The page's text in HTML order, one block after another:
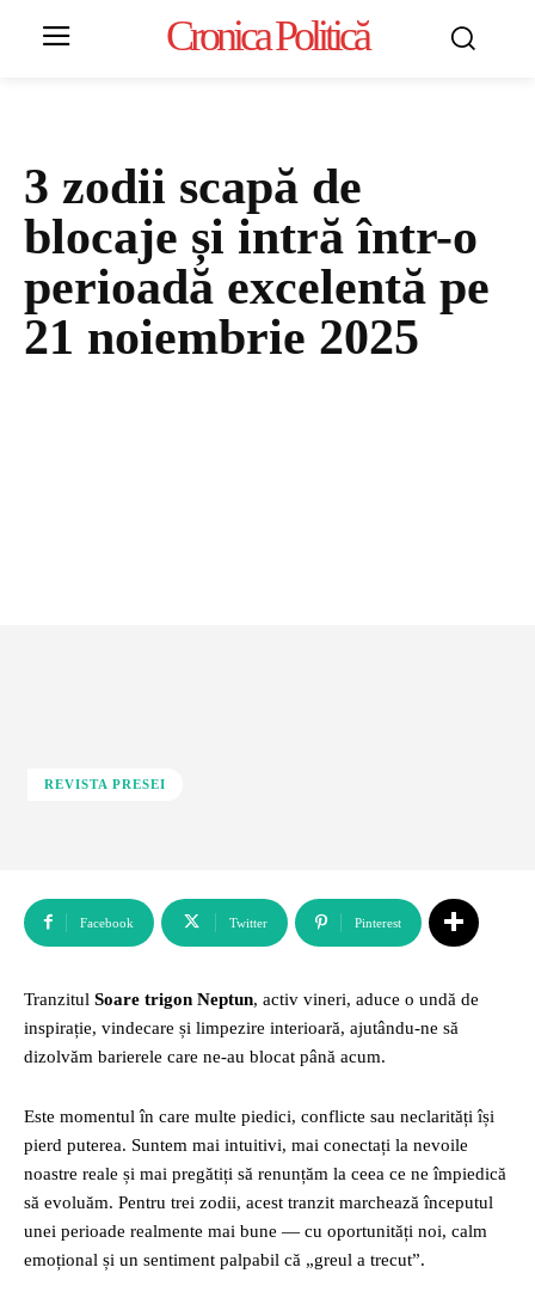
Cronica Politică
3 zodii scapă de
blocaje și intră într-o
perioadă excelentă pe
21 noiembrie 2025
REVISTA PRESEI
Facebook Twitter Pinterest
Tranzitul Soare trigon Neptun, activ vineri, aduce o undă de
inspirație, vindecare și limpezire interioară, ajutându-ne să
dizolvăm barierele care ne-au blocat până acum.
Este momentul în care multe piedici, conflicte sau neclarități își
pierd puterea. Suntem mai intuitivi, mai conectați la nevoile
noastre reale și mai pregătiți să renunțăm la ceea ce ne împiedică
să evoluăm. Pentru trei zodii, acest tranzit marchează începutul
unei perioade realmente mai bune — cu oportunități noi, calm
emoțional și un sentiment palpabil că „greul a trecut”.